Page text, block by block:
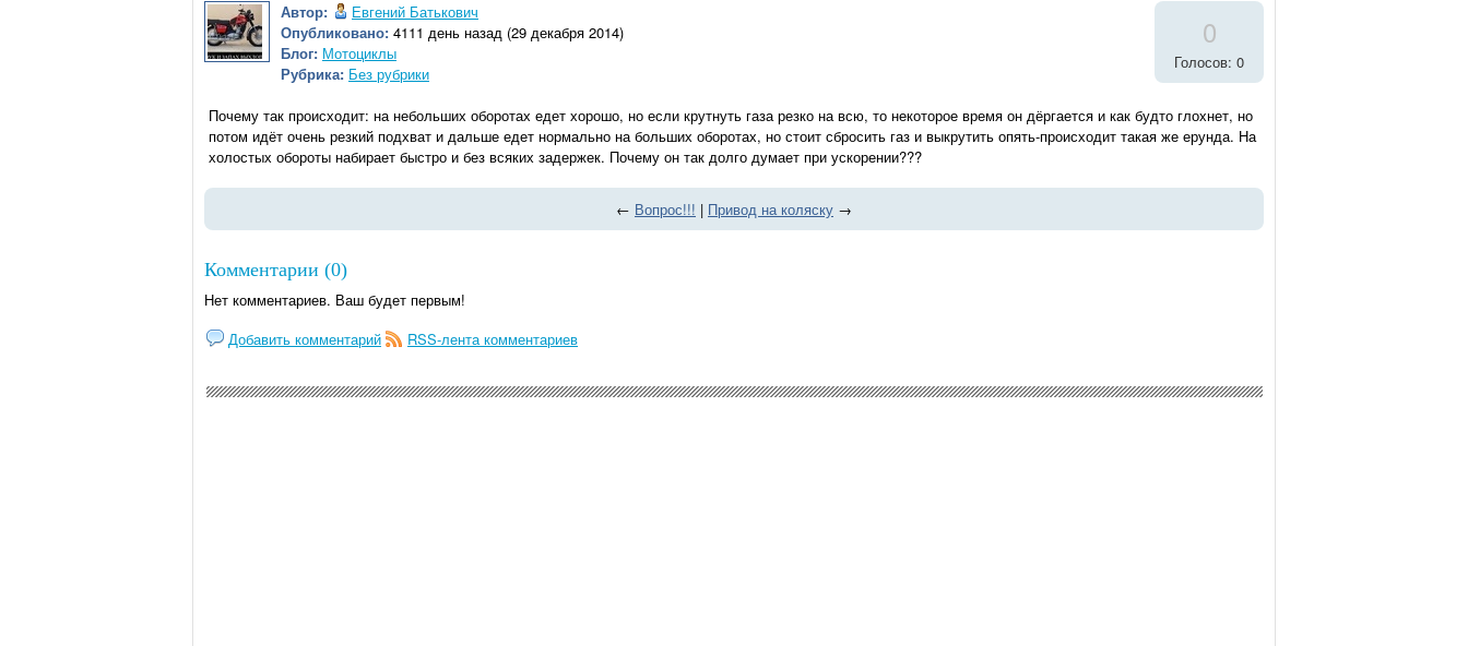
Автор:
Евгений Батькович
Опубликовано: 4111 день назад (29 декабря 2014)
Блог: Мотоциклы
Рубрика: Без рубрики
0
Голосов: 0
Почему так происходит: на небольших оборотах едет хорошо, но если крутнуть газа резко на всю, то некоторое время он дёргается и как будто глохнет, но
потом идёт очень резкий подхват и дальше едет нормально на больших оборотах, но стоит сбросить газ и выкрутить опять-происходит такая же ерунда. На
холостых обороты набирает быстро и без всяких задержек. Почему он так долго думает при ускорении???
← Вопрос!!! | Привод на коляску →
Комментарии (0)
Нет комментариев. Ваш будет первым!
Добавить комментарий
RSS-лента комментариев